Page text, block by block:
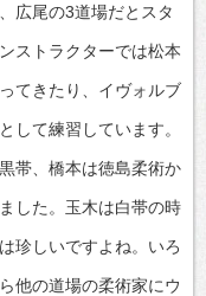
広尾の3道場だとスタ
ストラクターでは松本
てきたり、イヴォルブ
して練習しています。
帯、橋本は徳島柔術か
した。玉木は白帯の時
珍しいですよね。いろ
他の道場の柔術家にウ